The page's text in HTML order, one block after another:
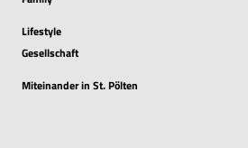
Lifestyle
Gesellschaft
Miteinander in St. Pölten